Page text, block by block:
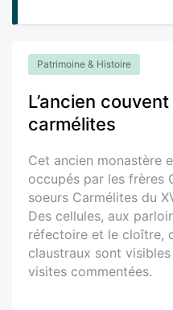
Patrimoine & Histoire
L’ancien
carmélites
Cet ancien monastère
occupés par les frères
soeurs Carmélites du
Des cellules, aux
réfectoire et le cloître,
claustraux sont
visites commentées.